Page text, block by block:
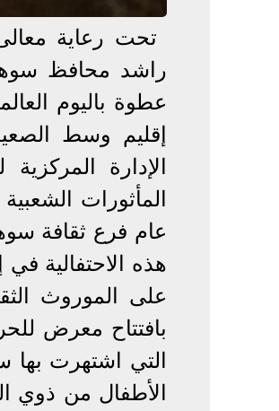
​تحت رعاية
راشد محافظ
عطوة باليوم
إقليم وسط
الإدارة
المأثورات
عام فرع ثقافة
هذه الاحتفالية
على الموروث
بافتتاح معرض
التي اشتهرت بها
الأطفال من ذوي